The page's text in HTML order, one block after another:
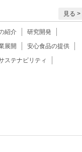
見る
紹介
研究開発
展開
安心食品の提供
ステナビリティ